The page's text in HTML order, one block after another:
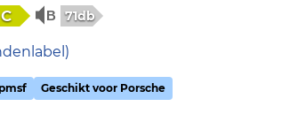
C 71db
Geschikt voor Porsche